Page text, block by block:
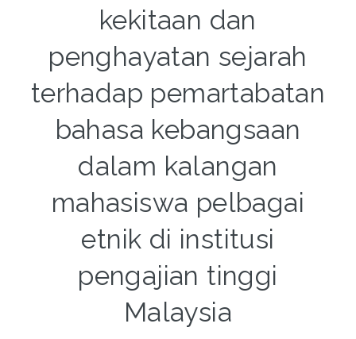
kekitaan dan
penghayatan sejarah
terhadap pemartabatan
bahasa kebangsaan
dalam kalangan
mahasiswa pelbagai
etnik di institusi
pengajian tinggi
Malaysia